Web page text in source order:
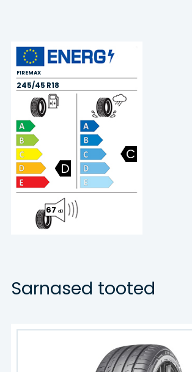
FIREMAX
245/45 R18
D
C
67dB
Sarnased tooted